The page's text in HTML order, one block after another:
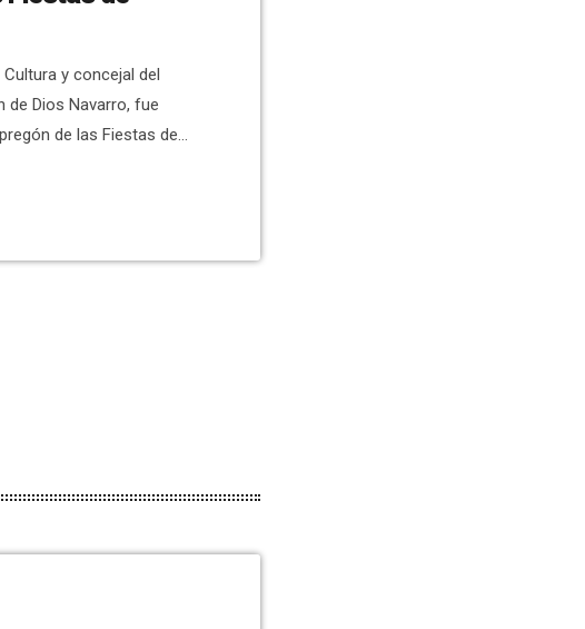
y concejal del
de Dios Navarro, fue
de las Fiestas de
una intensa relación